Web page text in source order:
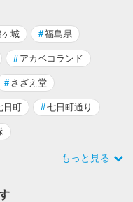
城 #福島県
# アカベコランド
# さざえ堂
日町 #七日町通り
もっと見る